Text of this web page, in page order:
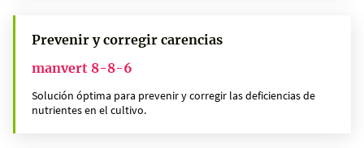
Prevenir y corregir carencias
manvert 8-8-6
Solución óptima para prevenir y corregir las deficiencias de
nutrientes en el cultivo.